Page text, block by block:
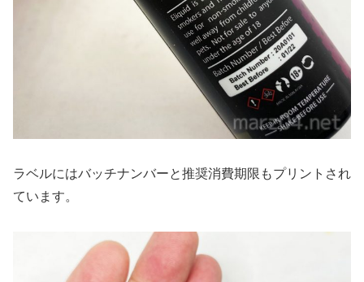
ラベルにはバッチナンバーと推奨消費期限もプリントされ
ています。